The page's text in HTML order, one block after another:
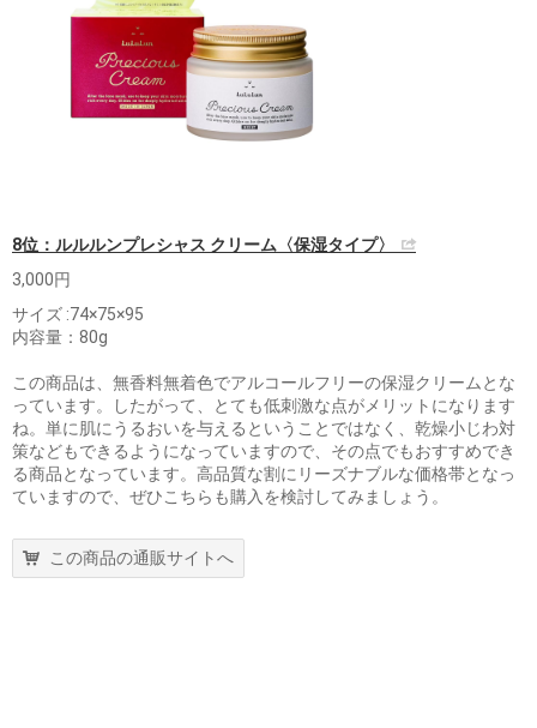
8位：ルルルンプレシャス クリーム〈保湿タイプ〉
3,000円
サイズ :74×75×95
内容量：80g
この商品は、無香料無着色でアルコールフリーの保湿クリームとな
っています。したがって、とても低刺激な点がメリットになります
ね。単に肌にうるおいを与えるということではなく、乾燥小じわ対
策などもできるようになっていますので、その点でもおすすめでき
る商品となっています。高品質な割にリーズナブルな価格帯となっ
ていますので、ぜひこちらも購入を検討してみましょう。
この商品の通販サイトへ